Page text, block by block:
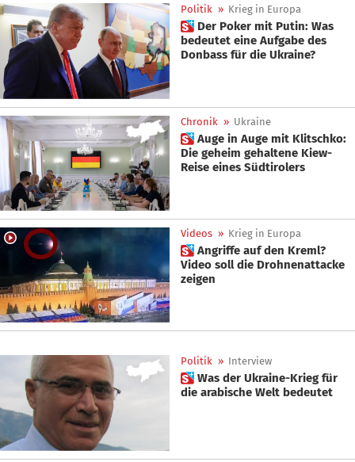
Politik » Krieg in Europa
 Der Poker mit Putin: Was
bedeutet eine Aufgabe des
Donbass für die Ukraine?
Chronik » Ukraine
 Auge in Auge mit Klitschko:
Die geheim gehaltene Kiew-
Reise eines Südtirolers
Videos » Krieg in Europa
 Angriffe auf den Kreml?
Video soll die Drohnenattacke
zeigen
Politik » Interview
 Was der Ukraine-Krieg für
die arabische Welt bedeutet